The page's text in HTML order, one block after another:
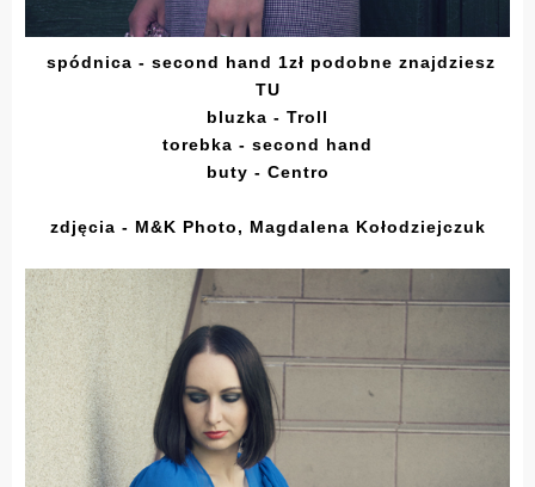
spódnica - second hand 1zł podobne znajdziesz
TU
bluzka - Troll
torebka - second hand
buty - Centro
zdjęcia - M&K Photo, Magdalena Kołodziejczuk